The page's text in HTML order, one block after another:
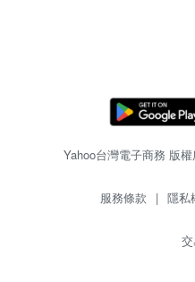
Yahoo台灣電子商務 版
服務條款 | 隱私